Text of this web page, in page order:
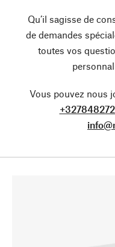
Qu’il sagisse de
de demandes
toutes vos
Vous pouvez nous